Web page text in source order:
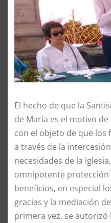
El hecho de que la
de María es el motivo
con el objeto de que los
a través de la
necesidades de la
omnipotente protección
beneficios, en especial
gracias y la mediación
primera vez, se autorizó